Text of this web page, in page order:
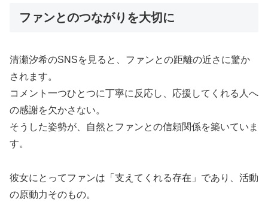
ファンとのつながりを大切に
清瀬汐希のSNSを見ると、ファンとの距離の近さに驚か
されます。
コメント一つひとつに丁寧に反応し、応援してくれる人へ
の感謝を欠かさない。
そうした姿勢が、自然とファンとの信頼関係を築いていま
す。
彼女にとってファンは「支えてくれる存在」であり、活動
の原動力そのもの。